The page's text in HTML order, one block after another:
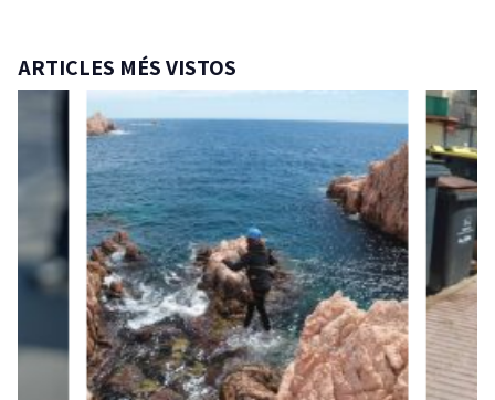
ARTICLES MÉS VISTOS